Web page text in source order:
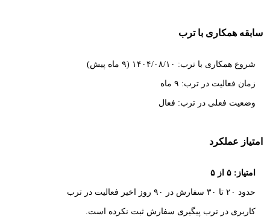
سابقه همکاری با ترب
شروع همکاری با ترب: ۱۴۰۴/۰۸/۱۰ (۹ ماه پیش)
زمان فعالیت در ترب: ۹ ماه
وضعیت فعلی در ترب: فعال
امتیاز عملکرد
امتیاز: ۵ از ۵
حدود ۲۰ تا ۳۰ سفارش در ۹۰ روز اخیر فعالیت در ترب
کاربری در ترب پیگیری سفارش ثبت نکرده است.